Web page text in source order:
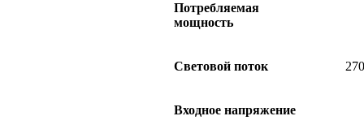
Потребляемая
мощность
Световой поток
Входное напряжение